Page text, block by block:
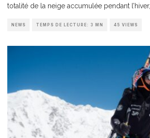
totalité de la neige accumulée pendant l’hiver,
NEWS TEMPS DE LECTURE: 3 MN 45 VIEWS